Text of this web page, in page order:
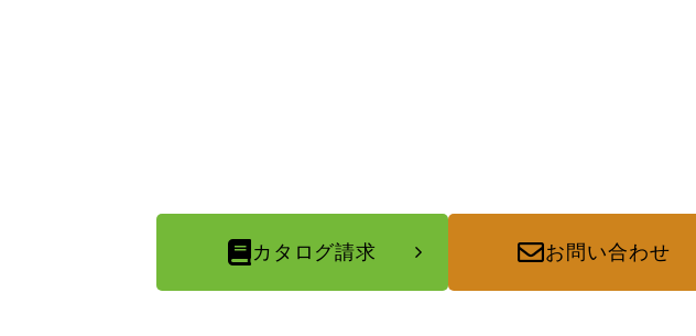
カタログ請求 お問い合わせ